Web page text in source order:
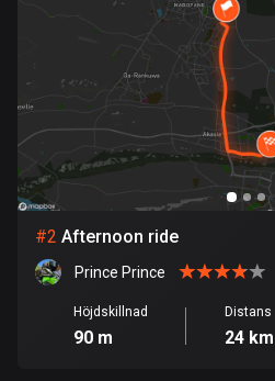
17 rutter
Bangladesh
409 rutter
Barbados
Belarus
141 rutter
Belgien
4910 rutter
#2 Afternoon ride
Prince Prince
Höjdskillnad
90 m
Distans
24 km